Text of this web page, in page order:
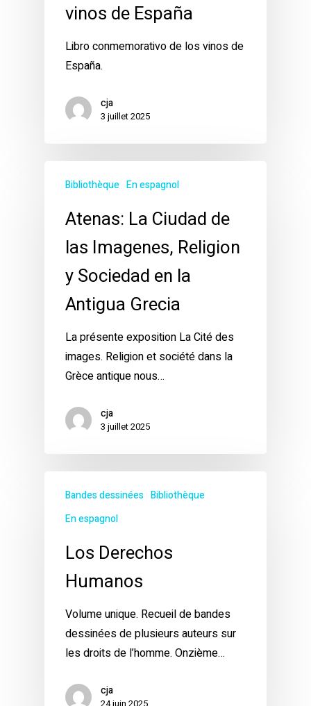
vinos de España
Libro conmemorativo de los vinos de
España.
cja
3 juillet 2025
Bibliothèque En espagnol
Atenas: La Ciudad de
las Imagenes, Religion
y Sociedad en la
Antigua Grecia
La présente exposition La Cité des
images. Religion et société dans la
Grèce antique nous…
cja
3 juillet 2025
Bandes dessinées Bibliothèque
En espagnol
Los Derechos
Humanos
Volume unique. Recueil de bandes
dessinées de plusieurs auteurs sur
les droits de l’homme. Onzième…
cja